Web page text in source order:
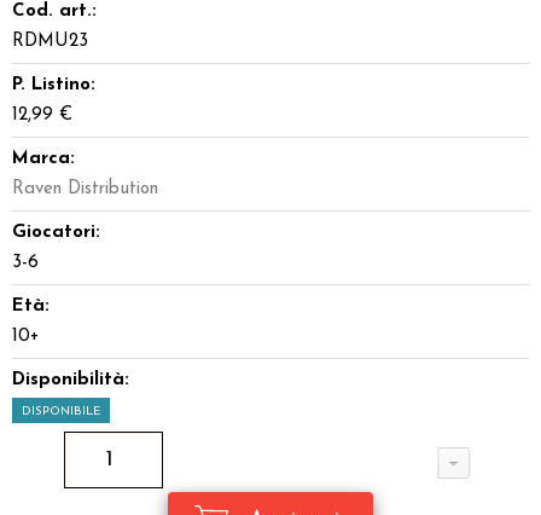
Cod. art.:
RDMU23
P. Listino:
12,99 €
Marca:
Raven Distribution
Giocatori:
3-6
Età:
10+
Disponibilità:
DISPONIBILE